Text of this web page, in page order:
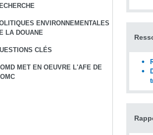
ENVIRONNEMENTALES
LA DOUANE
CLÉS
MET EN OEUVRE L'AFE DE